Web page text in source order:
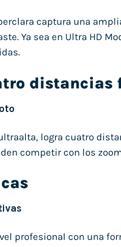
captura una
Ya sea en Ultra HD
distancias
logra cuatro
competir con los
profesional con una